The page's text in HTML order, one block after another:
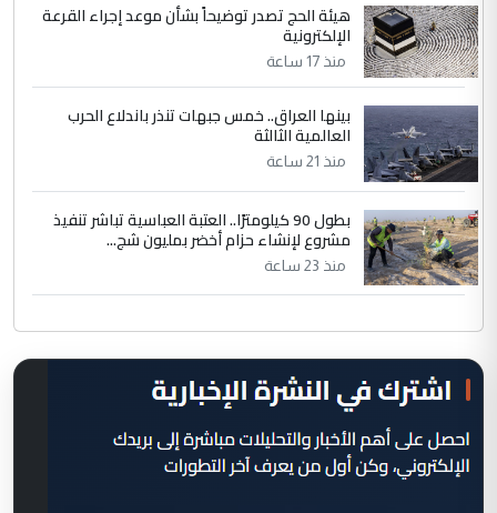
هيئة الحج تصدر توضيحاً بشأن موعد إجراء القرعة
الإلكترونية
منذ 17 ساعة
بينها العراق.. خمس جبهات تنذر باندلاع الحرب
العالمية الثالثة
منذ 21 ساعة
بطول 90 كيلومترًا.. العتبة العباسية تباشر تنفيذ
مشروع لإنشاء حزام أخضر بمليون شج...
منذ 23 ساعة